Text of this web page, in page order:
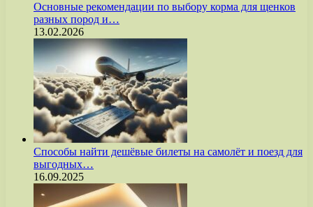
Основные рекомендации по выбору корма для щенков
разных пород и…
13.02.2026
Способы найти дешёвые билеты на самолёт и поезд для
выгодных…
16.09.2025